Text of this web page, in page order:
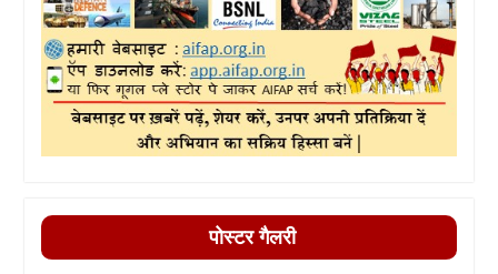
पोस्टर गैलरी